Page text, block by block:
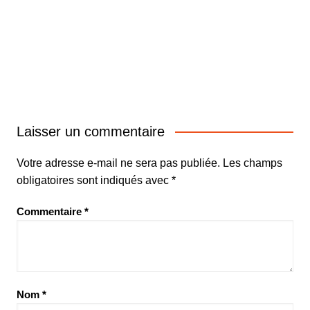
Laisser un commentaire
Votre adresse e-mail ne sera pas publiée. Les champs
obligatoires sont indiqués avec *
Commentaire *
Nom *